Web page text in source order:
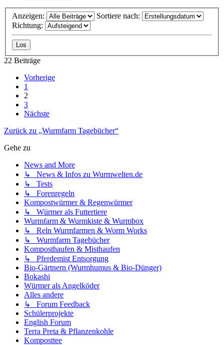
Anzeigen:
Sortiere nach:
Richtung:
22 Beiträge
Vorherige
1
2
3
Nächste
Zurück zu „Wurmfarm Tagebücher“
Gehe zu
News and More
↳ News & Infos zu Wurmwelten.de
↳ Tests
↳ Forenregeln
Kompostwürmer & Regenwürmer
↳ Würmer als Futtertiere
Wurmfarm & Wurmkiste & Wurmbox
↳ Reln Wurmfarmen & Worm Works
↳ Wurmfarm Tagebücher
Komposthaufen & Misthaufen
↳ Pferdemist Entsorgung
Bio-Gärtnern (Wurmhumus & Bio-Dünger)
Bokashi
Würmer als Angelköder
Alles andere
↳ Forum Feedback
Schülerprojekte
English Forum
Terra Preta & Pflanzenkohle
Komposttee